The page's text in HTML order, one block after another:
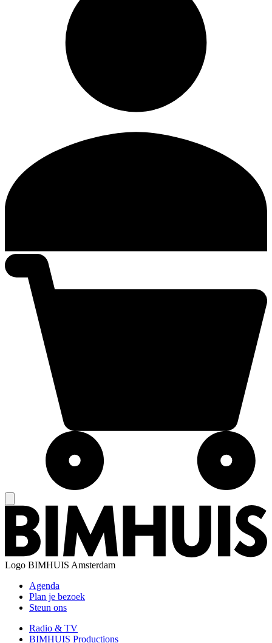
Logo BIMHUIS Amsterdam
Agenda
Plan je bezoek
Steun ons
Radio & TV
BIMHUIS Productions